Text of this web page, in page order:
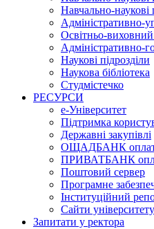
Навчально-наукові
Адміністративно-
Освітньо-
Адміністративно-
Наукові підрозділи
Наукова бібліотека
Студмістечко
РЕСУРСИ
е-Університет
Підтримка
Державні закупівлі
ОЩАДБАНК
ПРИВАТБАНК
Поштовий сервер
Програмне
Інституційний
Сайти університету
Запитати у ректора